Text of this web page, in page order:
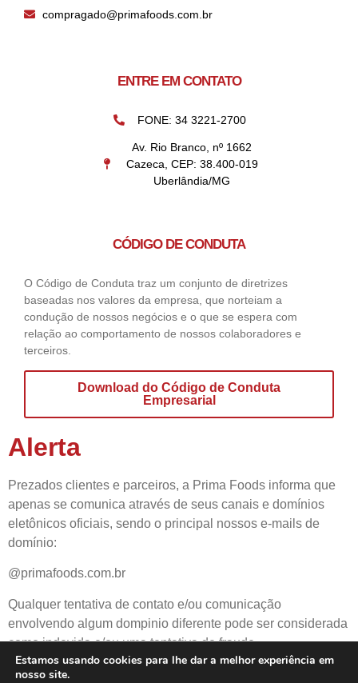
compragado@primafoods.com.br
ENTRE EM CONTATO
FONE: 34 3221-2700
Av. Rio Branco, nº 1662
Cazeca, CEP: 38.400-019
Uberlândia/MG
CÓDIGO DE CONDUTA
O Código de Conduta traz um conjunto de diretrizes
baseadas nos valores da empresa, que norteiam a
condução de nossos negócios e o que se espera com
relação ao comportamento de nossos colaboradores e
terceiros.
Download do Código de Conduta
Empresarial
Alerta
Prezados clientes e parceiros, a Prima Foods informa que
apenas se comunica através de seus canais e domínios
eletônicos oficiais, sendo o principal nossos e-mails de
domínio:
@primafoods.com.br
Qualquer tentativa de contato e/ou comunicação
envolvendo algum dompinio diferente pode ser considerada
como indevida e/ou uma tentativa de fraude.
Estamos usando cookies para lhe dar a melhor experiência em
nosso site.